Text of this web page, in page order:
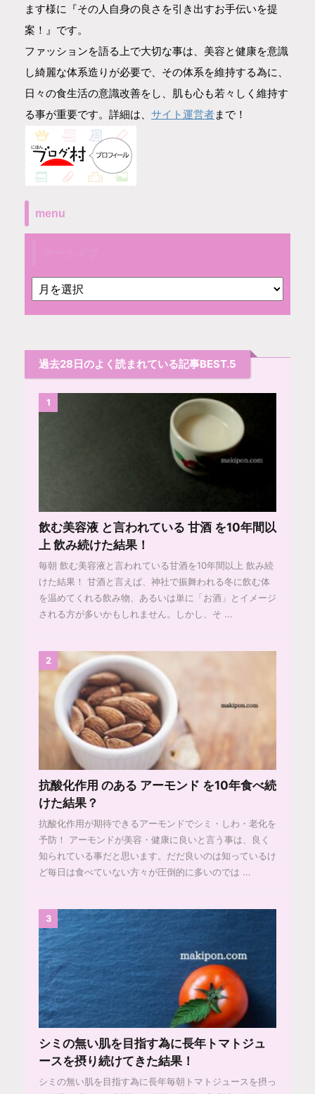
ます様に『その人自身の良さを引き出すお手伝いを提
案！』です。
ファッションを語る上で大切な事は、美容と健康を意識
し綺麗な体系造りが必要で、その体系を維持する為に、
日々の食生活の意識改善をし、肌も心も若々しく維持す
る事が重要です。詳細は、 サイト運営者まで！
menu
過去28日のよく読まれている記事BEST.5
1
飲む美容液 と言われている 甘酒 を10年間以
上 飲み続けた結果！
毎朝 飲む美容液と言われている甘酒を10年間以上 飲み続
けた結果！ 甘酒と言えば、神社で振舞われる冬に飲む体
を温めてくれる飲み物、あるいは単に「お酒」とイメージ
される方が多いかもしれません。しかし、そ ...
2
抗酸化作用 のある アーモンド を10年食べ続
けた結果？
抗酸化作用が期待できるアーモンドでシミ・しわ・老化を
予防！ アーモンドが美容・健康に良いと言う事は、良く
知られている事だと思います。だだ良いのは知っているけ
ど毎日は食べていない方々が圧倒的に多いのでは ...
3
シミの無い肌を目指す為に長年トマトジュ
ースを摂り続けてきた結果！
シミの無い肌を目指す為に長年毎朝トマトジュースを摂っ